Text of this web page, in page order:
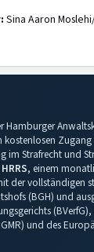
Sina Aaron
Hamburger
kostenlosen
im Strafrecht und
HRRS, einem
der vollständigen
(BGH) und
und des